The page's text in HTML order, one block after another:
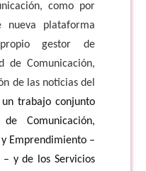
como por
nueva plataforma
gestor de
de Comunicación,
de las noticias del
trabajo conjunto
Comunicación,
Emprendimiento –
– y de los Servicios